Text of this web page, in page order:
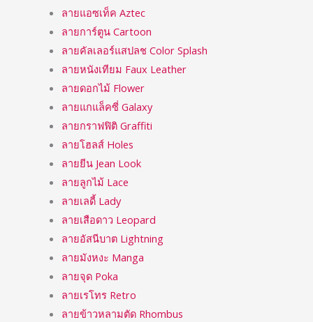
ลายแอซเท็ค Aztec
ลายการ์ตูน Cartoon
ลายคัลเลอร์แสปลช Color Splash
ลายหนังเทียม Faux Leather
ลายดอกไม้ Flower
ลายแกแล็คซี่ Galaxy
ลายกราฟฟิติ Graffiti
ลายโฮลส์ Holes
ลายยีน Jean Look
ลายลูกไม้ Lace
ลายเลดี้ Lady
ลายเสือดาว Leopard
ลายอัสนีบาต Lightning
ลายมังหงะ Manga
ลายจุด Poka
ลายเรโทร Retro
ลายข้าวหลามตัด Rhombus